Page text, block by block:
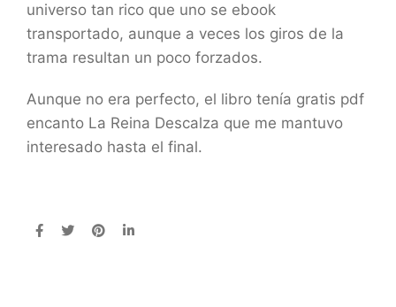
universo tan rico que uno se ebook
transportado, aunque a veces los giros de la
trama resultan un poco forzados.
Aunque no era perfecto, el libro tenía gratis pdf
encanto La Reina Descalza que me mantuvo
interesado hasta el final.